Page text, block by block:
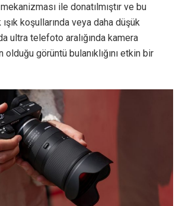
ile donatılmıştır ve bu
koşullarında veya daha düşük
ultra telefoto aralığında kamera
olduğu görüntü bulanıklığını etkin bir